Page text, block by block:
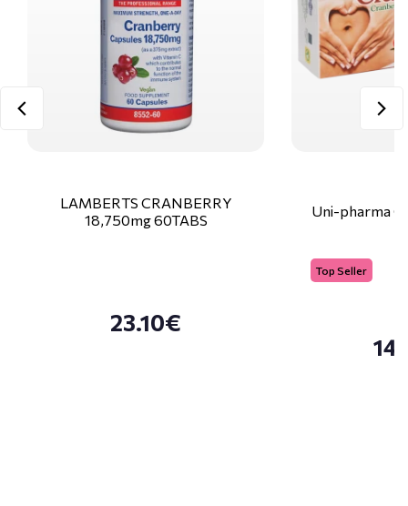
LAMBERTS CRANBERRY
18,750mg 60TABS
23.10€
Uni-pharma
Top Seller